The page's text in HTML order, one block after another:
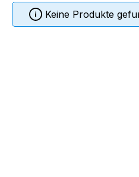
Keine Produkte